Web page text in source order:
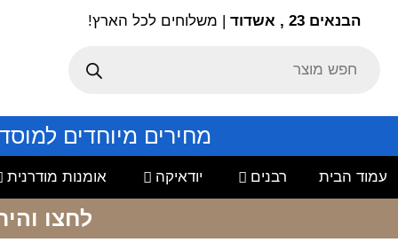
הבנאים 23 , אשדוד | משלוחים לכל הארץ!
מחירים מיוחדים
עמוד הבית רבנים יודאיקה אומנות מודרנית
לחצו